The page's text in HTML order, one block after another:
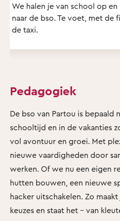
We halen je van school op
naar de bso. Te voet, met de
de taxi.
Pedagogiek
De bso van Partou is bepaald
schooltijd en in de vakanties
vol avontuur en groei. Met
nieuwe vaardigheden door
werken. Of we nu een eigen
hutten bouwen, een nieuwe
hacker uitschakelen. Zo
keuzes en staat het - van